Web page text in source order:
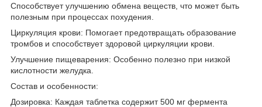
Способствует улучшению обмена веществ, что может быть
полезным при процессах похудения.
Циркуляция крови: Помогает предотвращать образование
тромбов и способствует здоровой циркуляции крови.
Улучшение пищеварения: Особенно полезно при низкой
кислотности желудка.
Состав и особенности:
Дозировка: Каждая таблетка содержит 500 мг фермента